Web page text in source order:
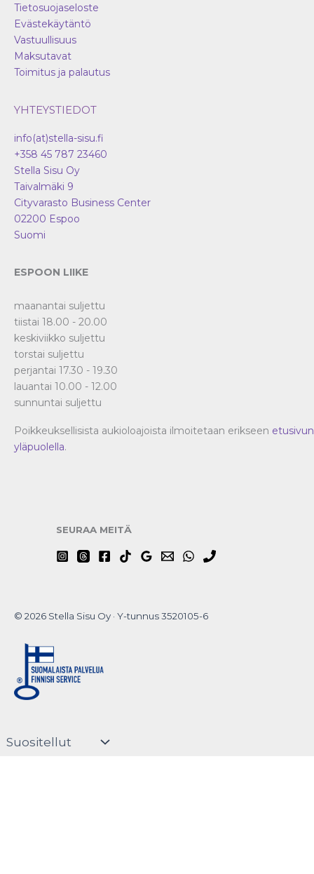
Tietosuojaseloste
Evästekäytäntö
Vastuullisuus
Maksutavat
Toimitus ja palautus
YHTEYSTIEDOT
info(at)stella-sisu.fi
+358 45 787 23460
Stella Sisu Oy
Taivalmäki 9
Cityvarasto Business Center
02200 Espoo
Suomi
ESPOON LIIKE
maanantai suljettu
tiistai 18.00 - 20.00
keskiviikko suljettu
torstai suljettu
perjantai 17.30 - 19.30
lauantai 10.00 - 12.00
sunnuntai suljettu
Poikkeuksellisista aukioloajoista ilmoitetaan erikseen etusivun
yläpuolella.
SEURAA MEITÄ
© 2026 Stella Sisu Oy · Y-tunnus 3520105-6